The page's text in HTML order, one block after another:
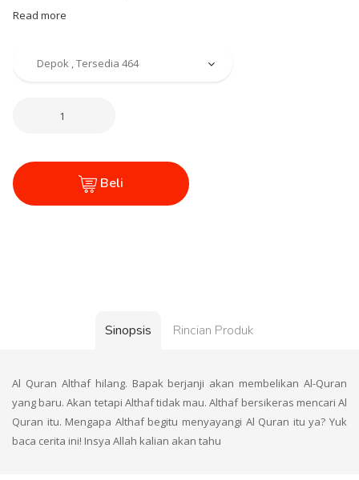
Read more
Beli
Sinopsis Rincian Produk
Al Quran Althaf hilang. Bapak berjanji akan membelikan Al-Quran
yang baru. Akan tetapi Althaf tidak mau. Althaf bersikeras mencari Al
Quran itu. Mengapa Althaf begitu menyayangi Al Quran itu ya? Yuk
baca cerita ini! Insya Allah kalian akan tahu